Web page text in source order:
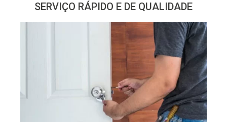
SERVIÇO RÁPIDO E DE QUALIDADE